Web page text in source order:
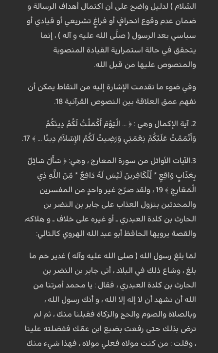
السَّلام ) لدليل واضح على أن اكتمال أهداف الرسالة و
ضمان عدم وقوع انحرافٍ أو فراغٍ تشريعي أو قيادي أو
سياسي بعد الرسول ( صلَّى الله عليه و آله ) ، إنما
يتحقق في حالة استمرارية القيادة المنصوبة
والمنصوص عليها من قبل الله.
وفي ضوء ما تقدمت الإشارة إليه من النقاط يمكن أن
نفهم عمق العلاقة بين النصوص القرآنية 18.
2. آية الإكمال وهي : ﴿ ... الْيَوْمَ أَكْمَلْتُ لَكُمْ دِينَكُمْ
وَأَتْمَمْتُ عَلَيْكُمْ نِعْمَتِي وَرَضِيتُ لَكُمُ الإِسْلاَمَ دِينًا ... ﴾ 17.
3.الآيات الأوائل من سورة المعارج ، وهي: ﴿ سَأَلَ سَائِلٌ
بِعَذَابٍ وَاقِعٍ * لِّلْكَافِرينَ لَيْسَ لَهُ دَافِعٌ * مِّنَ اللَّهِ ذِي
الْمَعَارِجِ ﴾ 19 ، ولقد صرّح غير واحدٍ من المفسرين
والمحدثين بنزول العذاب على جابر بن النضر بن
الحارث بن كلدة العبدري ـ أو غيره على خلاف ـ و هلاكه،
والقصة يرويها الحافظ أبو عبد الله الهروي كالتالي:
لمّا بلغ رسول الله ( صلى الله عليه وآله ) غدير خم ما
بلغ ، وشاع ذلك في البلاد ، أتى جابر بن النضر بن
الحارث بن كلدة العبدري ، فقال : يا محمد أمرتنا من
الله أن نشهد أن لا إله إلا الله ، و أنك رسول الله ،
وبالصلاة والصوم والحج والزكاة فقبلنا منك ، ثم لم
ترض بذلك حتى رفعت بضبع ابن عمّك ففضلته علينا
، وقلت : من كنت مولاه فعلي مولاه ، فهذا شيء منك